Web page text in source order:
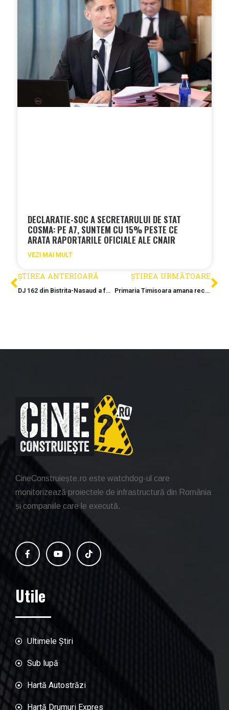
DECLARATIE-SOC A SECRETARULUI DE STAT
COSMA: PE A7, SUNTEM CU 15% PESTE CE
ARATA RAPORTARILE OFICIALE ALE CNAIR
VEZI MAI MULT
ȘTIREA ANTERIOARĂ
DJ 162 din Bistrita-Nasaud a fost modernizat
ȘTIREA URMĂTOARE
Primaria Timisoara amana receptia finala a pasarelei Gelu
CineConstruiește.ro este watchdog-ul care
monitorizează proiectele de infrastructură din România
și companiile care le execută.
Utile
Ultimele Știri
Sub lupă
Hartă Autostrăzi
Hartă Drumuri Expres